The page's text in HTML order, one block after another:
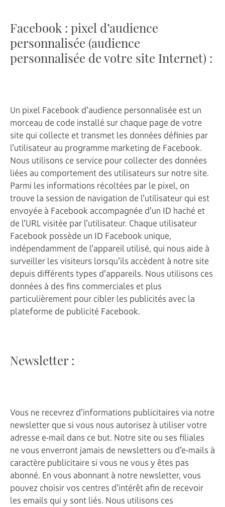
Facebook : pixel d’audience
personnalisée (audience
personnalisée de votre site Internet) :
Un pixel Facebook d’audience personnalisée est un
morceau de code installé sur chaque page de votre
site qui collecte et transmet les données définies par
l’utilisateur au programme marketing de Facebook.
Nous utilisons ce service pour collecter des données
liées au comportement des utilisateurs sur notre site.
Parmi les informations récoltées par le pixel, on
trouve la session de navigation de l’utilisateur qui est
envoyée à Facebook accompagnée d’un ID haché et
de l’URL visitée par l’utilisateur. Chaque utilisateur
Facebook possède un ID Facebook unique,
indépendamment de l’appareil utilisé, qui nous aide à
surveiller les visiteurs lorsqu’ils accèdent à notre site
depuis différents types d’appareils. Nous utilisons ces
données à des fins commerciales et plus
particulièrement pour cibler les publicités avec la
plateforme de publicité Facebook.
Newsletter :
Vous ne recevrez d’informations publicitaires via notre
newsletter que si vous nous autorisez à utiliser votre
adresse e-mail dans ce but. Notre site ou ses filiales
ne vous enverront jamais de newsletters ou d’e-mails à
caractère publicitaire si vous ne vous y êtes pas
abonné. En vous abonnant à notre newsletter, vous
pouvez choisir vos centres d’intérêt afin de recevoir
les emails qui y sont liés. Nous utilisons ces